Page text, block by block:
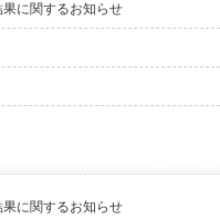
に関するお知らせ
に関するお知らせ